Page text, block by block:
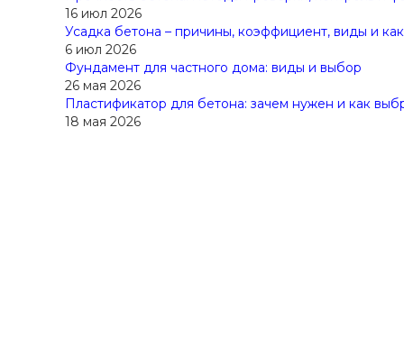
16 июл 2026
Усадка бетона – причины, коэффициент, виды и
6 июл 2026
Фундамент для частного дома: виды и выбор
26 мая 2026
Пластификатор для бетона: зачем нужен и как
18 мая 2026